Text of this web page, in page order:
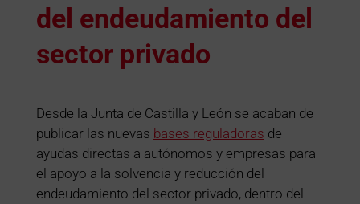
del endeudamiento del
sector privado
Desde la Junta de Castilla y León se acaban de
publicar las nuevas bases reguladoras de
ayudas directas a autónomos y empresas para
el apoyo a la solvencia y reducción del
endeudamiento del sector privado, dentro del